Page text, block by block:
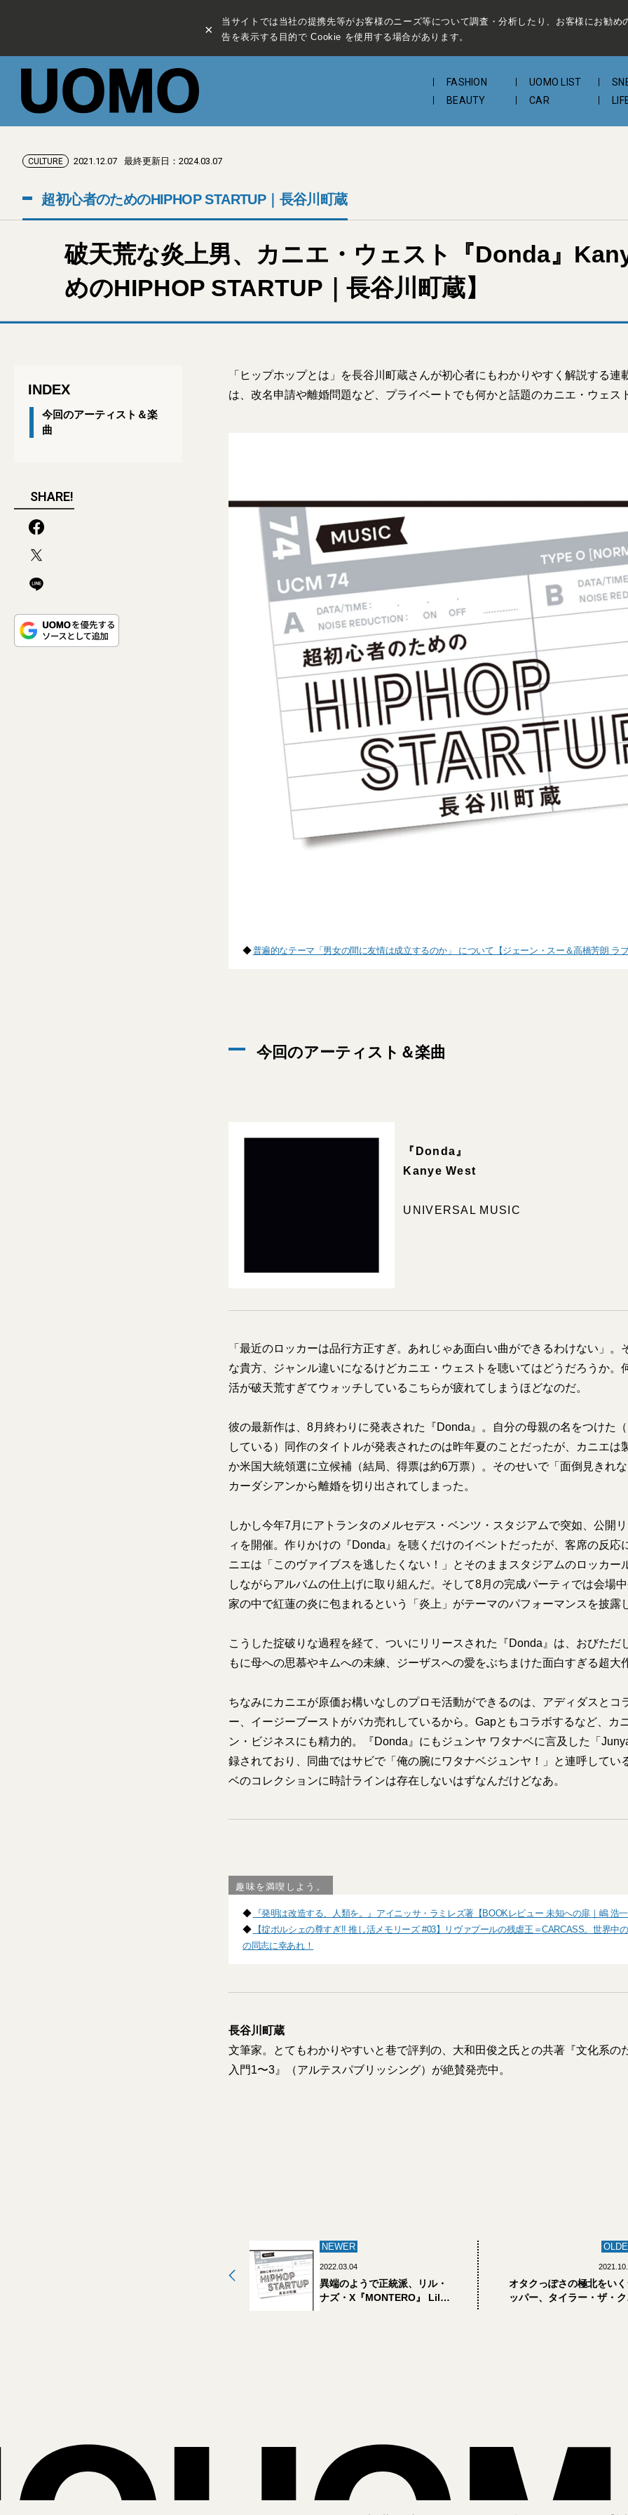
×
当サイトでは当社の提携先等がお客様のニーズ等について調査・分析したり、お客様にお勧め
告を表示する目的で Cookie を使用する場合があります。
FASHION UOMO LIST
BEAUTY
CAR
CULTURE 2021.12.07 最終更新日：2024.03.07
超初心者のためのHIPHOP STARTUP｜長谷川町蔵
破天荒な炎上男、カニエ・ウェスト『Donda』
めのHIPHOP STARTUP｜長谷川町蔵】
INDEX
今回のアーティスト＆楽
曲
SHARE!
「ヒップホップとは」を長谷川町蔵さんが初心者にもわかりやすく解説する連
は、改名申請や離婚問題など、プライベートでも何かと話題のカニエ・ウェス
◆普遍的なテーマ「男女の間に友情は成立するのか」 について【ジェーン・スー＆高橋芳朗 ラブ
今回のアーティスト＆楽曲
『Donda』
Kanye West
UNIVERSAL MUSIC
「最近のロッカーは品行方正すぎ。あれじゃあ面白い曲ができるわけない」。
な貴方、ジャンル違いになるけどカニエ・ウェストを聴いてはどうだろうか。
活が破天荒すぎてウォッチしているこちらが疲れてしまうほどなのだ。
彼の最新作は、8月終わりに発表された『Donda』。自分の母親の名をつけた
している）同作のタイトルが発表されたのは昨年夏のことだったが、カニエは
か米国大統領選に立候補（結局、得票は約6万票）。そのせいで「面倒見きれな
カーダシアンから離婚を切り出されてしまった。
しかし今年7月にアトランタのメルセデス・ベンツ・スタジアムで突如、公開
ィを開催。作りかけの『Donda』を聴くだけのイベントだったが、客席の反応
ニエは「このヴァイブスを逃したくない！」とそのままスタジアムのロッカー
しながらアルバムの仕上げに取り組んだ。そして8月の完成パーティでは会場
家の中で紅蓮の炎に包まれるという「炎上」がテーマのパフォーマンスを披露
こうした掟破りな過程を経て、ついにリリースされた『Donda』は、おびただ
もに母への思慕やキムへの未練、ジーザスへの愛をぶちまけた面白すぎる超大
ちなみにカニエが原価お構いなしのプロモ活動ができるのは、アディダスとコ
ー、イージーブーストがバカ売れしているから。Gapともコラボするなど、カ
ン・ビジネスにも精力的。『Donda』にもジュンヤ ワタナベに言及した「
録されており、同曲ではサビで「俺の腕にワタナベジュンヤ！」と連呼してい
ベのコレクションに時計ラインは存在しないはずなんだけどなあ。
趣味を満喫しよう。
◆
『発明は改造する、人類を。』アイニッサ・ラミレズ著【BOOKレビュー 未知への扉｜嶋 浩一
◆
【掟ポルシェの尊すぎ!! 推し活メモリーズ #03】リヴァプールの残虐王＝CARCASS。世界中
の同志に幸あれ！
長谷川町蔵
文筆家。とてもわかりやすいと巷で評判の、大和田俊之氏との共著『文化系の
入門1〜3』（アルテスパブリッシング）が絶賛発売中。
NEWER
2022.03.04
異端のようで正統派、リル・
ナズ・X『MONTERO』 Lil
オタクっぽさの極北をいく
ッパー、タイラー・ザ・ク